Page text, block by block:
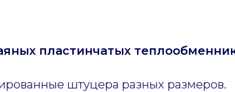
пластинчатых
штуцера разных размеров.